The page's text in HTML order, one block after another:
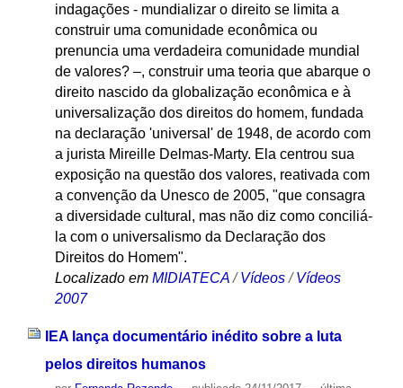
indagações - mundializar o direito se limita a
construir uma comunidade econômica ou
prenuncia uma verdadeira comunidade mundial
de valores? –, construir uma teoria que abarque o
direito nascido da globalização econômica e à
universalização dos direitos do homem, fundada
na declaração 'universal' de 1948, de acordo com
a jurista Mireille Delmas-Marty. Ela centrou sua
exposição na questão dos valores, reativada com
a convenção da Unesco de 2005, "que consagra
a diversidade cultural, mas não diz como conciliá-
la com o universalismo da Declaração dos
Direitos do Homem".
Localizado em MIDIATECA /Vídeos /Vídeos
2007
IEA lança documentário inédito sobre a luta
pelos direitos humanos